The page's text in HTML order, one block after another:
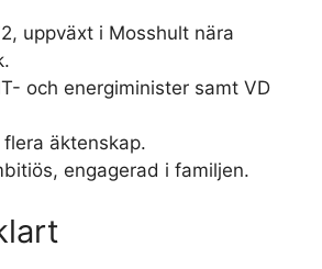
uppväxt i Mosshult nära
och energiminister samt VD
äktenskap.
engagerad i familjen.